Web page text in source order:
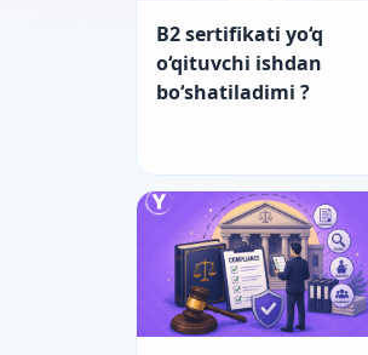
B2 sertifikati yo‘q
o‘qituvchi ishdan
bo‘shatiladimi ?